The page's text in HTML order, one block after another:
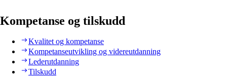
Kompetanse og tilskudd
Kvalitet og kompetanse
Kompetanseutvikling og videreutdanning
Lederutdanning
Tilskudd